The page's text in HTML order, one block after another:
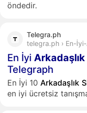
öndedir.
Telegra.ph
telegra.ph › En-İyi-
En İyi Arkadaşlık
Telegraph
En İyi 10 Arkadaşlık
en iyi ücretsiz